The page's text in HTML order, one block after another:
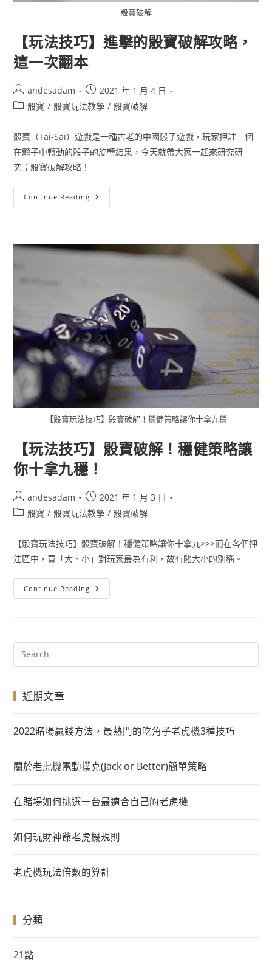
骰寶破解
【玩法技巧】進擊的骰寶破解攻略，
這一次翻本
andesadam
2021 年 1 月 4 日
骰寶 / 骰寶玩法教學 / 骰寶破解
骰寶（Tai-Sai）遊戲是一種古老的中國骰子遊戲，玩家押註三個
在籠子中轉動的骰子的旋轉結果，今天就帶大家一起來研究研
究；骰寶破解攻略！
Continue Reading
【骰寶玩法技巧】骰寶破解！穩健策略讓你十拿九穩
【玩法技巧】骰寶破解！穩健策略讓
你十拿九穩！
andesadam
2021 年 1 月 3 日
骰寶 / 骰寶玩法教學 / 骰寶破解
【骰寶玩法技巧】骰寶破解！穩健策略讓你十拿九>>>而在各個押
注區中，買「大、小」對玩家最為有利，故有賭大小的別稱。
Continue Reading
近期文章
2022賭場贏錢方法，最熱門的吃角子老虎機3種技巧
關於老虎機電動撲克(Jack or Better)簡單策略
在賭場如何挑選一台最適合自己的老虎機
如何玩財神爺老虎機規則
老虎機玩法倍數的算計
分類
21點